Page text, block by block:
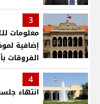
3
إضافية
الفروقات
4
انتهاء